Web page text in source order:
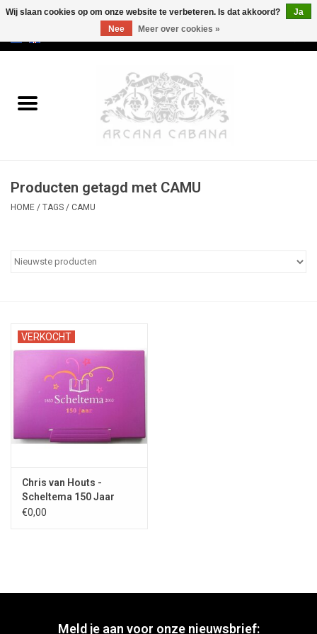
Oud & Zeldzaam
Erotica
Categorieën
Producten getagd met CAMU
HOME / TAGS / CAMU
VERKOCHT
Chris van Houts -
Scheltema 150 Jaar
1853-2003
€0,00
Meld je aan voor onze nieuwsbrief:
Wij slaan cookies op om onze website te verbeteren. Is dat akkoord?
Ja
Nee
Meer over cookies »